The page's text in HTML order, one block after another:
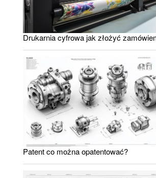
Drukarnia cyfrowa jak złożyć
Patent co można opatentować?